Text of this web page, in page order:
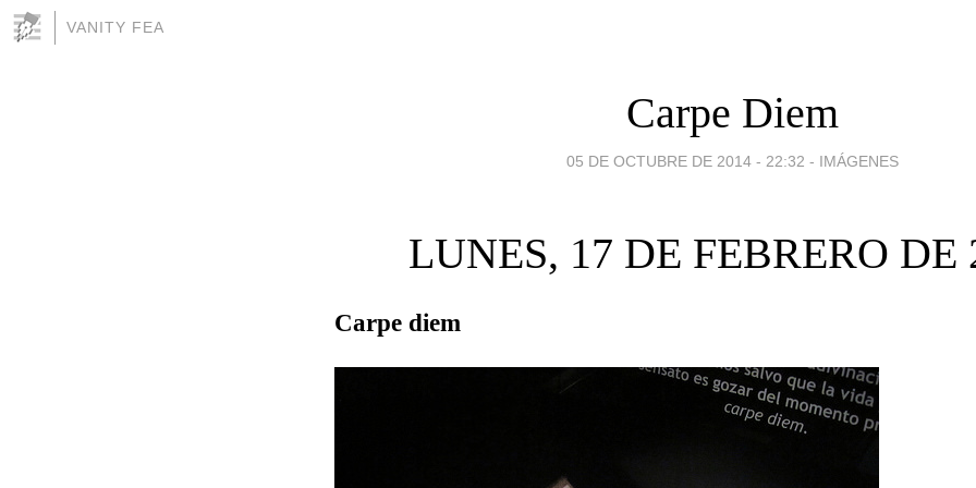
VANITY FEA
Carpe Diem
05 DE OCTUBRE DE 2014 - 22:32 - IMÁGENES
LUNES, 17 DE FEBRERO DE
Carpe diem